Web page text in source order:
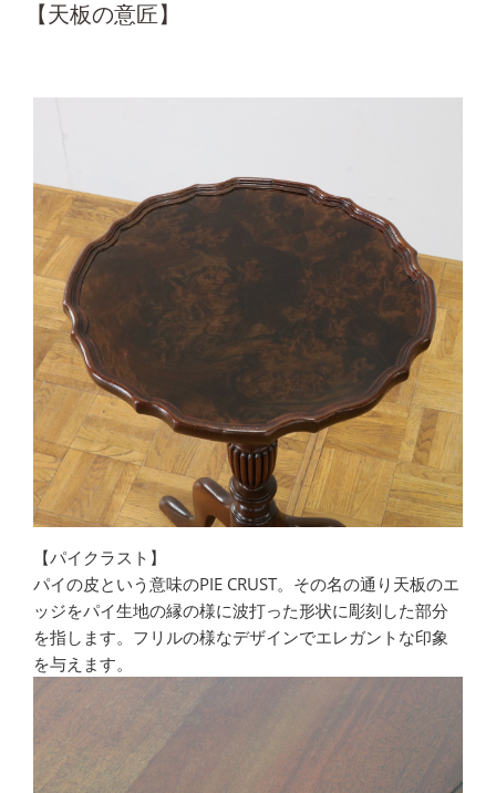
【天板の意匠】
【パイクラスト】
パイの皮という意味のPIE CRUST。その名の通り天板のエ
ッジをパイ生地の縁の様に波打った形状に彫刻した部分
を指します。フリルの様なデザインでエレガントな印象
を与えます。